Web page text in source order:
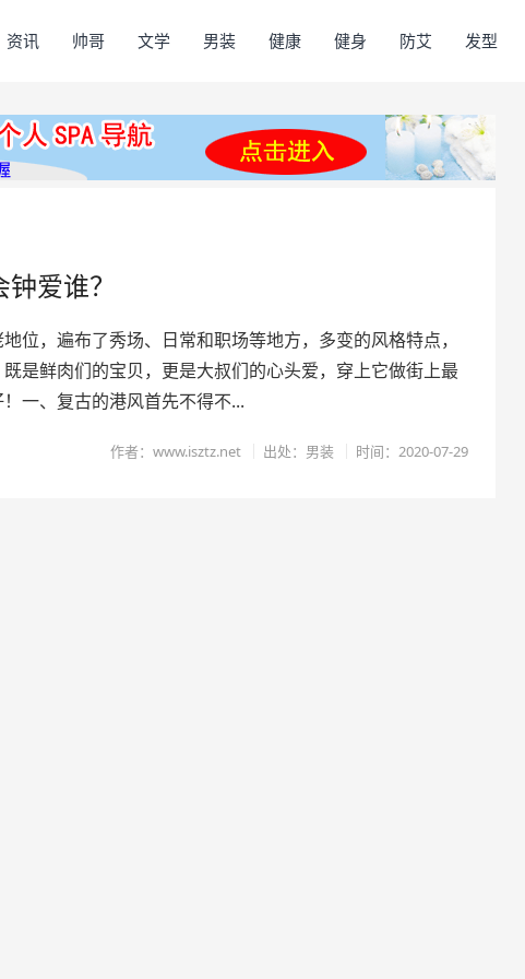
资讯 帅哥 文学 男装 健康 健身 防艾 发型
爱谁？
位，遍布了秀场、日常和职场等地方，多变的风格特点，
是鲜肉们的宝贝，更是大叔们的心头爱，穿上它做街上最
一、复古的港风首先不得不...
作者：www.isztz.net 出处：男装 时间：2020-07-29